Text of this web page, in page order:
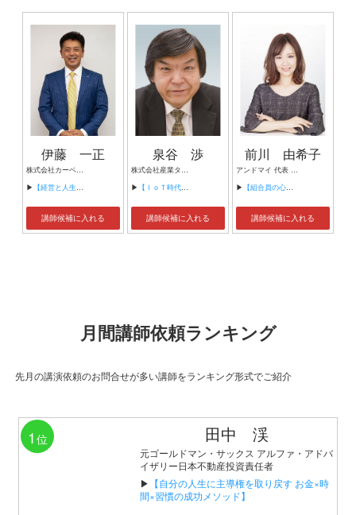
伊藤 一正
株式会社カーベル代表取締役社長 プロレスラーカーベル伊藤
▶ 【経営と人生がHappyになる3つのキーワード】
講師候補に入れる
泉谷 渉
株式会社産業タイムズ社 代表取締役会長 半導体産業新聞 特別編集委員
▶ 【ＩｏＴ時代にニッポンの製造業が一気に抜け出す！！ ～世界トップシェアのセンサーとロボットで戦え！】
講師候補に入れる
前川 由希子
アンドマイ 代表 組織活性化コンサルタント
▶ 【組合員の心をぐっと掴むコミュニケーション術～組合員が「あなたが言うなら」と動き出す３ステップ～】
講師候補に入れる
月間講師依頼ランキング
先月の講演依頼のお問合せが多い講師をランキング形式でご紹介
1 位 田中 渓
元ゴールドマン・サックス アルファ・アドバ
イザリー日本不動産投資責任者
▶ 【自分の人生に主導権を取り戻す お金×時
間×習慣の成功メソッド】